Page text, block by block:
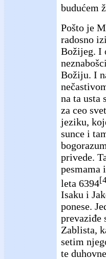
budućem
Pošto je
radosno
Božijeg. I
Božiju. I
na ta usta
za ceo
jeziku,
sunce i
privede.
pesmama
leta 6394
Isaku i
ponese.
prevaziđe
Zablista,
setim
te